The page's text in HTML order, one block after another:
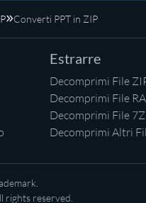
Converti PPT in ZIP
Estrarre
Decomprimi File
Decomprimi File
Decomprimi File 7Z
Decomprimi Altri
rights reserved.